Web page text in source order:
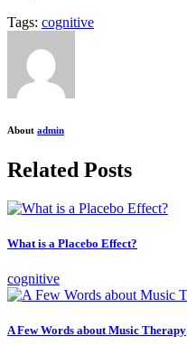
Tags: cognitive
About admin
Related Posts
What is a Placebo Effect?
cognitive
A Few Words about Music Therapy